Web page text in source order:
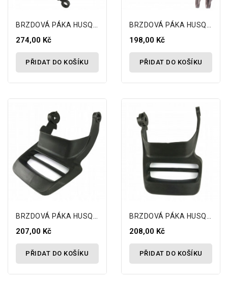
BRZDOVÁ PÁKA HUSQVARNA 362 365 XP 371 372 XP
274,00 Kč
PŘIDAT DO KOŠÍKU
BRZDOVÁ PÁKA HUSQVARNA 42 51 55 154 242 246
198,00 Kč
PŘIDAT DO KOŠÍKU
207,00 Kč
PŘIDAT DO KOŠÍKU
208,00 Kč
PŘIDAT DO KOŠÍKU